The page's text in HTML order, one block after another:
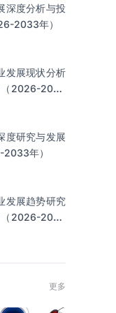
深度分析与投
2033年）
发展现状分析
2026-2033
度研究与发展
年）
发展趋势研究
2026-2033
更多